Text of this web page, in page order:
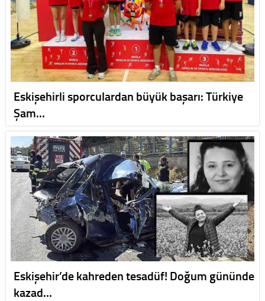
Eskişehirli sporculardan büyük başarı: Türkiye
Şam…
Eskişehir’de kahreden tesadüf! Doğum gününde
kazad…